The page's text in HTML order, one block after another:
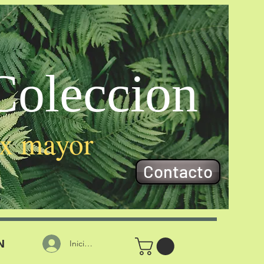
Contacto
mayor
Iniciar sesión